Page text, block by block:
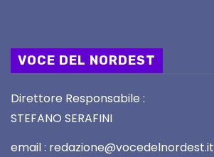
VOCE DEL NORDEST
Direttore Responsabile :
STEFANO SERAFINI
email : redazione@vocedelnordest.it